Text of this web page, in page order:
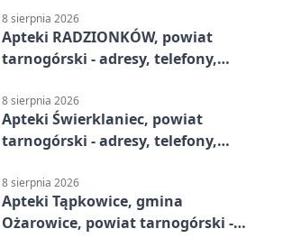
8 sierpnia 2026
Apteki RADZIONKÓW, powiat
tarnogórski - adresy, telefony,
8 sierpnia 2026
Apteki Świerklaniec, powiat
tarnogórski - adresy, telefony,
8 sierpnia 2026
Apteki Tąpkowice, gmina
Ożarowice, powiat tarnogórski -